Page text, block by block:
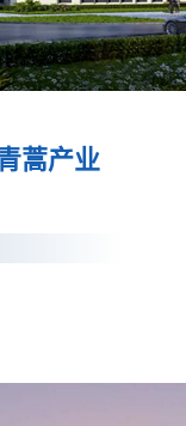
蒿产业